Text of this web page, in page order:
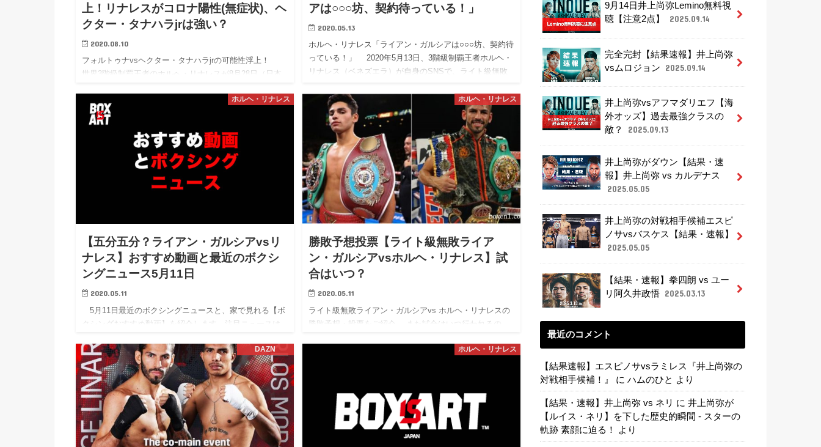
上！リナレスがコロナ陽性(無症状)、ヘ
クター・タナハラjrは強い？
2020.08.10
フォルトゥナvsヘクター・タナハラjrの可能性浮上！
世界3階級制覇王者のホルヘ・リナレスが8月28日（日本
たところ、8月6日に新型コロナウイルス感染が判明し
た。…
アは○○○坊、契約待っている！」
2020.05.13
ホルヘ・リナレス「ライアン・ガルシアは○○○坊、契約待
っている！」 2020年5月13日、3階級制覇王者ホルヘ・
リナレス（ベネズエラ）が自身のSNSで、ライト級無敗
ホルヘ・リナレス
【五分五分？ライアン・ガルシアvsリ
ナレス】おすすめ動画と最近のボクシ
ングニュース5月11日
2020.05.11
5月11日最近のボクシングニュースと、家で見れる【ボ
クシングおすすめ動画】を紹介します。注目ニュースは
想投票結果あり！ 【五分五分？ライアン・ガルシアvsリ
ナレス】お…
ホルヘ・リナレス
勝敗予想投票【ライト級無敗ライア
ン・ガルシアvsホルヘ・リナレス】試
合はいつ？
2020.05.11
ライト級無敗ライアン・ガルシアvs ホルヘ・リナレスの
勝敗予想・投票をご紹介。 また試合はいつ行われるの
ライアン・ガルシアvsホルヘ・リナレス】試合はいつ？
DAZN ホルヘ・リナレス
9月14日井上尚弥Lemino無料視
聴【注意2点】
2025.09.14
完全完封【結果速報】井上尚弥
vsムロジョン
2025.09.14
井上尚弥vsアフマダリエフ【海
外オッズ】過去最強クラスの
敵？
2025.09.13
井上尚弥がダウン【結果・速
報】井上尚弥 vs カルデナス
2025.05.05
井上尚弥の対戦相手候補エスピ
ノサvsバスケス【結果・速報】
2025.05.05
【結果・速報】拳四朗 vs ユー
リ阿久井政悟 2025.03.13
最近のコメント
【結果速報】エスピノサvsラミレス『井上尚弥の
対戦相手候補！』
に ハムのひと より
【結果・速報】井上尚弥 vs ネリ に 井上尚弥が
【ルイス・ネリ】を下した歴史的瞬間 - スターの
軌跡 素顔に迫る！
より